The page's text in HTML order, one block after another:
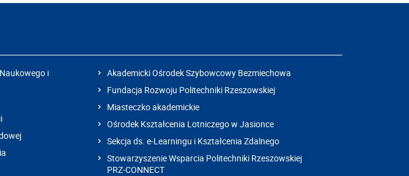
i
Akademicki Ośrodek Szybowcowy Bezmiechowa
Fundacja Rozwoju Politechniki Rzeszowskiej
Miasteczko akademickie
Ośrodek Kształcenia Lotniczego w Jasionce
Sekcja ds. e-Learningu i Kształcenia Zdalnego
Stowarzyszenie Wsparcia Politechniki Rzeszowskiej
PRZ-CONNECT